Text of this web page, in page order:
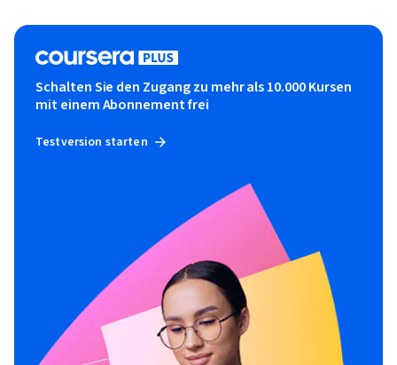
Schalten Sie den Zugang zu mehr als 10.000 Kursen
mit einem Abonnement frei
Testversion starten